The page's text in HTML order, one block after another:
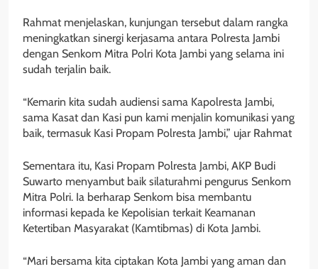
Rahmat menjelaskan, kunjungan tersebut dalam rangka
meningkatkan sinergi kerjasama antara Polresta Jambi
dengan Senkom Mitra Polri Kota Jambi yang selama ini
sudah terjalin baik.
“Kemarin kita sudah audiensi sama Kapolresta Jambi,
sama Kasat dan Kasi pun kami menjalin komunikasi yang
baik, termasuk Kasi Propam Polresta Jambi,” ujar Rahmat
Sementara itu, Kasi Propam Polresta Jambi, AKP Budi
Suwarto menyambut baik silaturahmi pengurus Senkom
Mitra Polri. Ia berharap Senkom bisa membantu
informasi kepada ke Kepolisian terkait Keamanan
Ketertiban Masyarakat (Kamtibmas) di Kota Jambi.
“Mari bersama kita ciptakan Kota Jambi yang aman dan